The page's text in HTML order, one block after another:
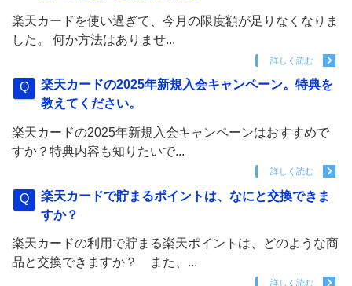
楽天カードを使い過ぎて、今月の限度額が足りなくなりま
した。 何か方法はありませ...
詳しく読む
楽天カードの2025年新規入会キャンペーン。特典を
教えてください。
楽天カードの2025年新規入会キャンペーンはおすすめで
すか？特典内容も知りたいで...
詳しく読む
楽天カードで貯まるポイントは、なにと交換できま
すか？
楽天カードの利用で貯まる楽天ポイントは、どのような商
品と交換できますか？ また、...
詳しく読む